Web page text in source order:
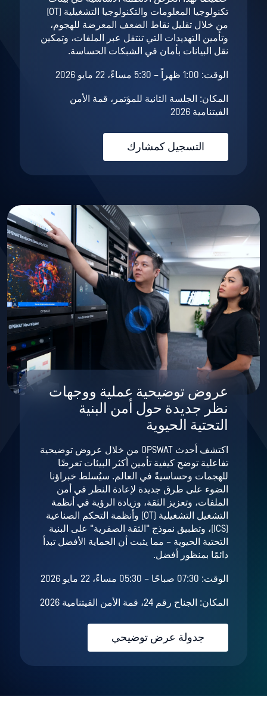
تكنولوجيا المعلومات والتكنولوجيا التشغيلية (OT)
من خلال تقليل نقاط الضعف المعرضة للهجوم،
وتأمين التهديدات التي تنتقل عبر الملفات، وتمكين
نقل البيانات بأمان في الشبكات الحساسة.
الوقت: 1:00 ظهراً – 5:30 مساءً، 22 مايو 2026
المكان: الجلسة الثانية للمؤتمر، قمة الأمن
الفيتنامية 2026
التسجيل كمشارك
عروض توضيحية عملية ووجهات
نظر جديدة حول أمن البنية
التحتية الحيوية
اكتشف أحدث OPSWAT من خلال عروض توضيحية
تفاعلية توضح كيفية تأمين أكثر البيئات تعرضًا
للهجمات وحساسيةً في العالم. سيُسلط خبراؤنا
الضوء على طرق جديدة لإعادة النظر في أمن
الملفات، وتعزيز الثقة، وزيادة الرؤية في أنظمة
التشغيل التشغيلية (OT) وأنظمة التحكم الصناعية
(ICS)، وتطبيق نموذج "الثقة الصفرية" على البنية
التحتية الحيوية – مما يثبت أن الحماية الأفضل تبدأ
دائمًا بمنظور أفضل.
الوقت: 07:30 صباحًا – 05:30 مساءً، 22 مايو 2026
المكان: الجناح رقم 24، قمة الأمن الفيتنامية 2026
جدولة عرض توضيحي